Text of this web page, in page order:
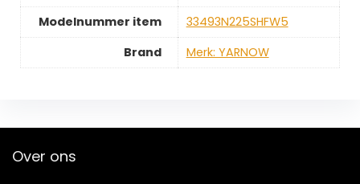
Modelnummer item
‎33493N225SHFW5
Brand
Merk: YARNOW
Over ons